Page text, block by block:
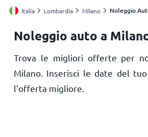
Le mie località
Principale
Italia Lombardia Milano Noleggio
Noleggio auto a
Trova le migliori offerte per
Milano. Inserisci le date del
l'offerta migliore.